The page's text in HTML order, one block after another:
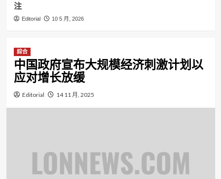
注
Editorial 10 5 月, 2026
綜合
中国政府宣布大规模经济刺激计划以
应对增长放缓
Editorial 14 11 月, 2025